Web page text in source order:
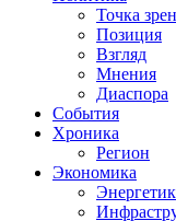
Точка
Позиция
Взгляд
Мнения
Диаспора
События
Хроника
Регион
Экономика